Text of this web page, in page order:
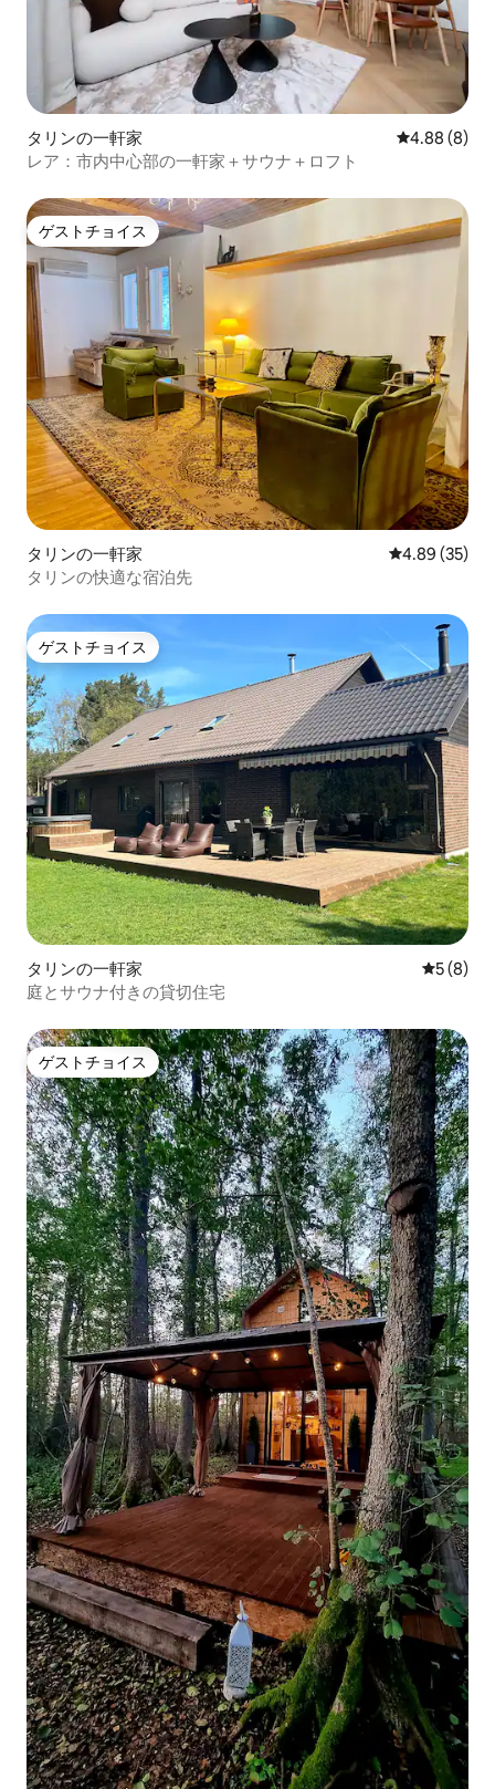
タリンの一軒家 レビュー8件
4.88 (8)
レア：市内中心部の一軒家＋サウナ＋ロフト
ゲストチョイス
ゲストチョイス
タリンの一軒家 レビュー35
4.89 (35)
タリンの快適な宿泊先
ゲストチョイス
ゲストチョイス
タリンの一軒家 レビュー
5 (8)
庭とサウナ付きの貸切住宅
ゲストチョイス
ゲストチョイス